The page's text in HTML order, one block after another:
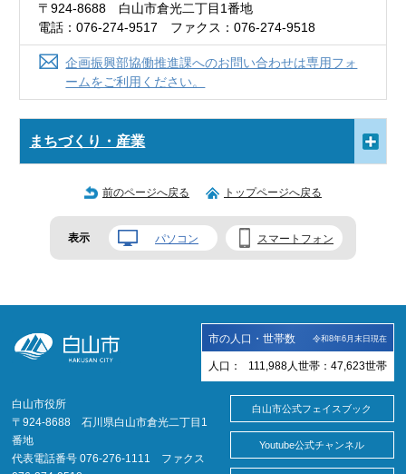
〒924-8688 白山市倉光二丁目1番地
電話：076-274-9517 ファクス：076-274-9518
企画振興部協働推進課へのお問い合わせは専用フォ
ームをご利用ください。
まちづくり・産業
前のページへ戻る トップページへ戻る
表示 パソコン スマートフォン
市の人口・世帯数 令和8年6月末日現在
人口： 111,988 人 世帯： 47,623世帯
白山市役所
〒924-8688 石川県白山市倉光二丁目1
番地
代表電話番号 076-276-1111 ファクス
白山市公式フェイスブック
Youtube公式チャンネル